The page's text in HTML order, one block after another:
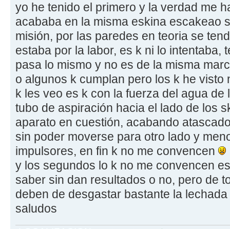
yo he tenido el primero y la verdad me
acababa en la misma eskina escakeao
misión, por las paredes en teoria se
estaba por la labor, es k ni lo intentaba,
pasa lo mismo y no es de la misma
o algunos k cumplan pero los k he visto
k les veo es k con la fuerza del agua
tubo de aspiración hacia el lado de los
aparato en cuestión, acabando
sin poder moverse para otro lado y
impulsores, en fin k no me convencen
y los segundos lo k no me convencen
saber sin dan resultados o no, pero de
deben de desgastar bastante la
saludos